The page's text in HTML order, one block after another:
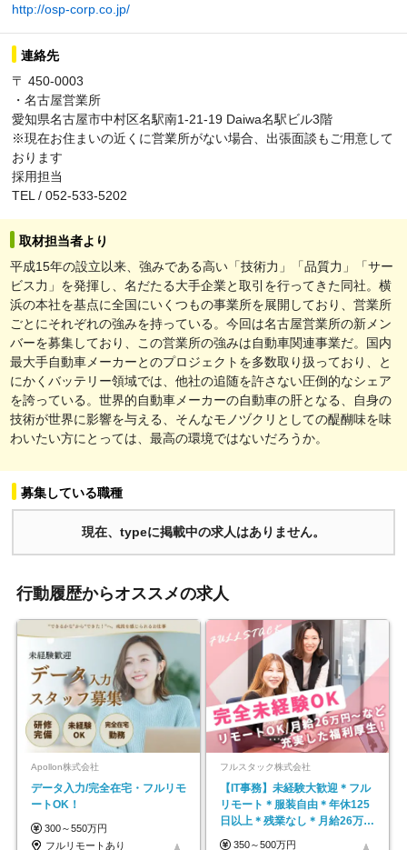
http://osp-corp.co.jp/
連絡先
〒 450-0003
・名古屋営業所
愛知県名古屋市中村区名駅南1-21-19 Daiwa名駅ビル3階
※現在お住まいの近くに営業所がない場合、出張面談もご用意して
おります
採用担当
TEL / 052-533-5202
取材担当者より
平成15年の設立以来、強みである高い「技術力」「品質力」「サー
ビス力」を発揮し、名だたる大手企業と取引を行ってきた同社。横
浜の本社を基点に全国にいくつもの事業所を展開しており、営業所
ごとにそれぞれの強みを持っている。今回は名古屋営業所の新メン
バーを募集しており、この営業所の強みは自動車関連事業だ。国内
最大手自動車メーカーとのプロジェクトを多数取り扱っており、と
にかくバッテリー領域では、他社の追随を許さない圧倒的なシェア
を誇っている。世界的自動車メーカーの自動車の肝となる、自身の
技術が世界に影響を与える、そんなモノヅクリとしての醍醐味を味
わいたい方にとっては、最高の環境ではないだろうか。
募集している職種
現在、typeに掲載中の求人はありません。
行動履歴からオススメの求人
Apollon株式会社
データ入力/完全在宅・フルリモ
ートOK！
300～550万円
フルリモートあり
フルスタック株式会社
【IT事務】未経験大歓迎＊フル
リモート＊服装自由＊年休125
日以上＊残業なし＊月給26万円
以上
350～500万円